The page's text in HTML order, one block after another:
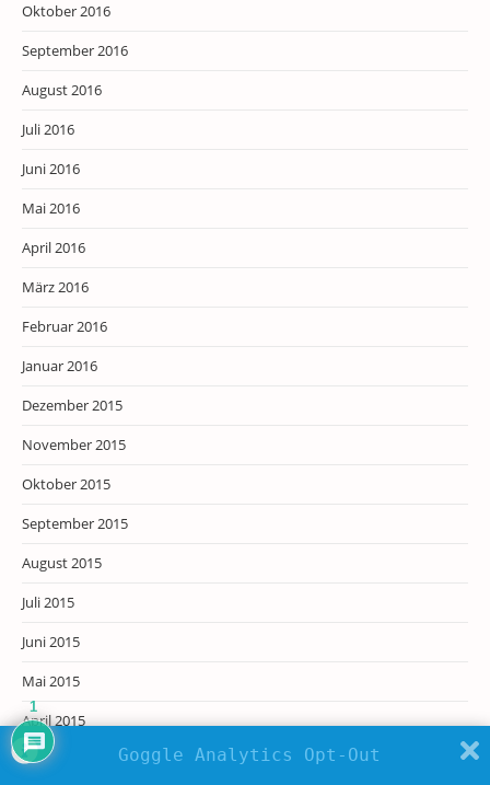
Oktober 2016
September 2016
August 2016
Juli 2016
Juni 2016
Mai 2016
April 2016
März 2016
Februar 2016
Januar 2016
Dezember 2015
November 2015
Oktober 2015
September 2015
August 2015
Juli 2015
Juni 2015
Mai 2015
April 2015
März 2015
Goggle Analytics Opt-Out
1